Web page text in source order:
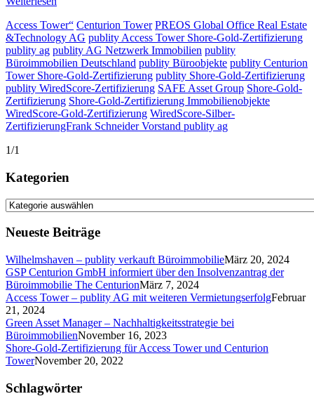
Access Tower“ Centurion Tower PREOS Global Office Real Estate
&Technology AG publity Access Tower Shore-Gold-Zertifizierung
publity ag publity AG Netzwerk Immobilien publity
Büroimmobilien Deutschland publity Büroobjekte publity Centurion
Tower Shore-Gold-Zertifizierung publity Shore-Gold-Zertifizierung
publity WiredScore-Zertifizierung SAFE Asset Group Shore-Gold-
Zertifizierung Shore-Gold-Zertifizierung Immobilienobjekte
WiredScore-Gold-Zertifizierung WiredScore-Silber-
ZertifizierungFrank Schneider Vorstand publity ag
1/1
Kategorien
Kategorien
Neueste Beiträge
Wilhelmshaven – publity verkauft BüroimmobilieMärz 20, 2024
GSP Centurion GmbH informiert über den Insolvenzantrag der
Büroimmobilie The CenturionMärz 7, 2024
Access Tower – publity AG mit weiteren VermietungserfolgFebruar
21, 2024
Green Asset Manager – Nachhaltigkeitsstrategie bei
BüroimmobilienNovember 16, 2023
Shore-Gold-Zertifizierung für Access Tower und Centurion
TowerNovember 20, 2022
Schlagwörter